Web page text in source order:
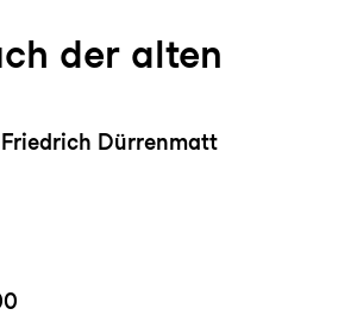
der alten
Dürrenmatt